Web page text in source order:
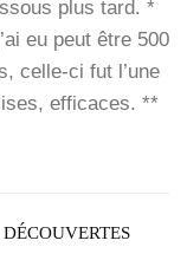
plus tard. *
eu peut être 500
celle-ci fut l’une
effi­caces. **
DÉCOUVERTES